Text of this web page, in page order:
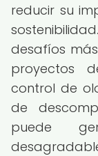
reducir su
desafíos
proyectos
control de
de
puede